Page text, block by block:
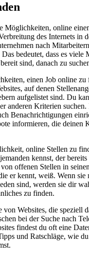
Möglichkeiten, online
des Internets in
nach
bedeutet, dass es viele
sind, danach zu
einen Job online zu
auf denen
aufgelistet sind. Du
anderen Kriterien suchen.
Benachrichtigungen
informieren, die deinen
online Stellen zu
kennst, der
offenen Stellen in
er kennt, weiß. Wenn sie
sind, werden sie dir
zu finden.
von Websites, die speziell
bei der Suche nach
findest du oft eine
und Ratschläge, wie